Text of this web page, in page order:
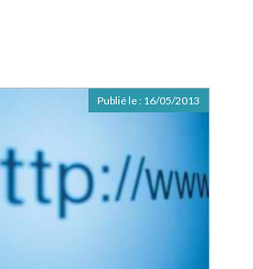
Publié le : 16/05/2013